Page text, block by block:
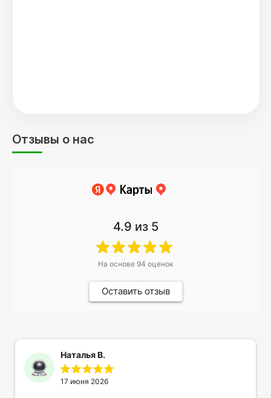
Отзывы о нас
4.9 из 5
На основе 94 оценок
Оставить отзыв
Наталья В.
17 июня 2026